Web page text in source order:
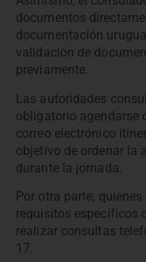
documentos
documentación
validación de
previamente.
Las autoridades
obligatorio agendarse
correo electrónico
objetivo de ordenar la
durante la jornada.
Por otra parte,
requisitos específicos
realizar consultas
17.